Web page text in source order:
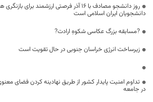
روز دانشجو مصادف با ۱۶ آذر فرصتی ارزشمند برای
دانشجویان ایران اسلامی است
?مسابقه بزرگ عکاسی شکوهِ ارادت?
زیرساخت انرژی خراسان جنوبی در حال تقویت است
تداوم امنیت پایدار کشور از طریق نهادینه کردن فضای
در جامعه